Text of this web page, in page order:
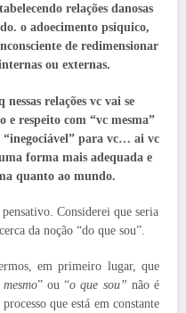
relações danosas
o adoecimento psíquico,
de redimensionar
ou externas.
relações vc vai se
respeito com “vc mesma”
“inegociável” para vc… ai vc
forma mais adequada e
quanto ao mundo.
Considerei que seria
da noção “do que sou”.
em primeiro lugar, que
” ou “o que sou” não é
que está em constante